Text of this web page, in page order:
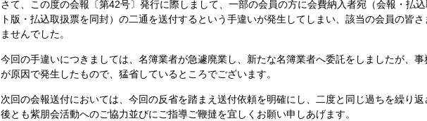
さて、この度の会報〔第42号〕発行に際しまして、一部の会員の方に会費納入者宛（会報・払
ト版・払込取扱票を同封）の二通を送付するという手違いが発生してしまい、該当の会員の皆
ませんでした。
今回の手違いにつきましては、名簿業者が急遽廃業し、新たな名簿業者へ委託をしましたが、
が原因で発生したもので、猛省しているところでございます。
次回の会報送付においては、今回の反省を踏まえ送付依頼を明確にし、二度と同じ過ちを繰り
後とも紫朋会活動へのご協力並びにご指導ご鞭撻を宜しくお願い申しあげます。